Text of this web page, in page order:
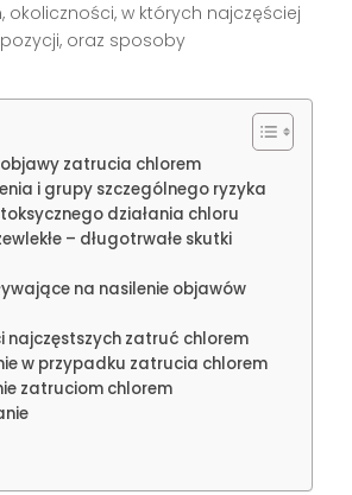
okoliczności, w których najczęściej
oraz sposoby
zatrucia chlorem
i grupy szczególnego ryzyka
działania chloru
– długotrwałe skutki
na nasilenie objawów
najczęstszych zatruć chlorem
w przypadku zatrucia chlorem
zatruciom chlorem